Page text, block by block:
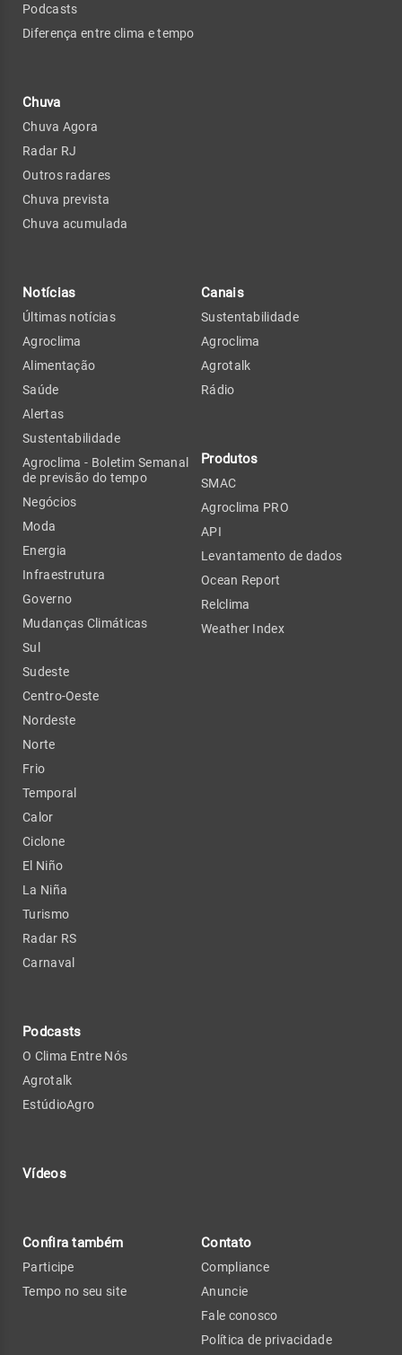
Podcasts
Diferença entre clima e tempo
Chuva
Chuva Agora
Radar RJ
Outros radares
Chuva prevista
Chuva acumulada
Notícias
Últimas notícias
Agroclima
Alimentação
Saúde
Alertas
Sustentabilidade
Agroclima - Boletim Semanal
de previsão do tempo
Negócios
Moda
Energia
Infraestrutura
Governo
Mudanças Climáticas
Sul
Sudeste
Centro-Oeste
Nordeste
Norte
Frio
Temporal
Calor
Ciclone
El Niño
La Niña
Turismo
Radar RS
Carnaval
Podcasts
O Clima Entre Nós
Agrotalk
EstúdioAgro
Vídeos
Canais
Sustentabilidade
Agroclima
Agrotalk
Rádio
Produtos
SMAC
Agroclima PRO
API
Levantamento de dados
Ocean Report
Relclima
Weather Index
Confira também
Participe
Tempo no seu site
Contato
Compliance
Anuncie
Fale conosco
Política de privacidade